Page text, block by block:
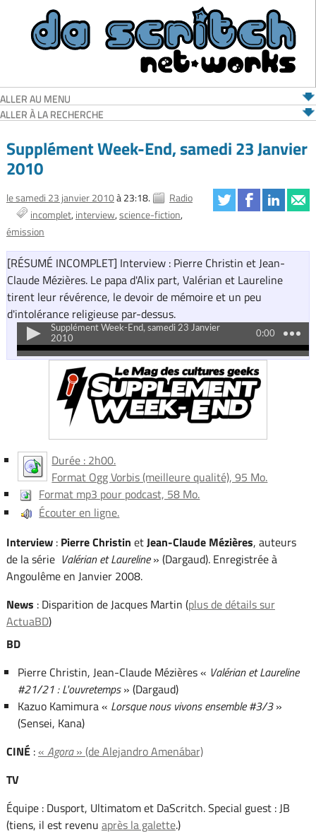
ALLER AU MENU
ALLER À LA RECHERCHE
Supplément Week-End, samedi 23 Janvier
2010
le samedi 23 janvier 2010à 23:18.
Radio
incomplet interview science-fiction
émission
[RÉSUMÉ INCOMPLET] Interview : Pierre Christin et Jean-
Claude Mézières. Le papa d'Alix part, Valérian et Laureline
tirent leur révérence, le devoir de mémoire et un peu
d'intolérance religieuse par-dessus.
Durée : 2h00.
Format Ogg Vorbis (meilleure qualité), 95 Mo.
Format mp3 pour podcast, 58 Mo.
Écouter en ligne.
Interview: Pierre Christin etJean-Claude Mézières, auteurs
de la série Valérian et Laureline» (Dargaud). Enregistrée à
Angoulême en Janvier 2008.
News : Disparition de Jacques Martin (plus de détails sur
ActuaBD)
BD
Pierre Christin, Jean-Claude Mézières « Valérian et Laureline
#21/21 : L'ouvretemps» (Dargaud)
Kazuo Kamimura « Lorsque nous vivons ensemble #3/3»
(Sensei, Kana)
CINÉ:« Agora» (de Alejandro Amenábar)
TV
Équipe : Dusport, Ultimatom et DaScritch. Special guest : JB
(tiens, il est revenu aprèsla galette.)